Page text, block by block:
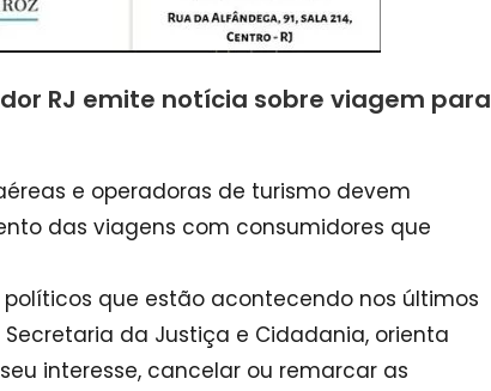
RJ emite notícia sobre viagem para
e operadoras de turismo devem
das viagens com consumidores que
que estão acontecendo nos últimos
da Justiça e Cidadania, orienta
interesse, cancelar ou remarcar as